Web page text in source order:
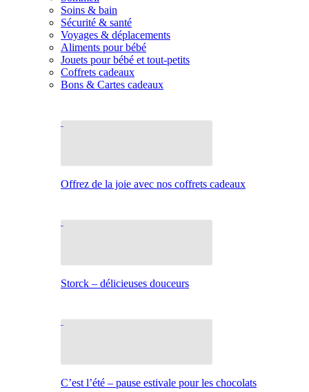
Soins & bain
Sécurité & santé
Voyages & déplacements
Aliments pour bébé
Jouets pour bébé et tout-petits
Coffrets cadeaux
Bons & Cartes cadeaux
Offrez de la joie avec nos coffrets cadeaux
Storck – délicieuses douceurs
C’est l’été – pause estivale pour les chocolats